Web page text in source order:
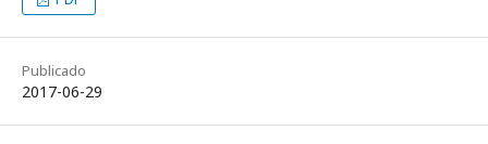
Publicado
2017-06-29